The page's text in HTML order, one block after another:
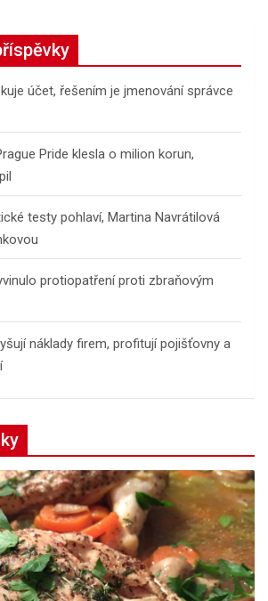
účet, řešením je jmenování správce
Pride klesla o milion korun,
testy pohlaví, Martina Navrátilová
protiopatření proti zbraňovým
náklady firem, profitují pojišťovny a